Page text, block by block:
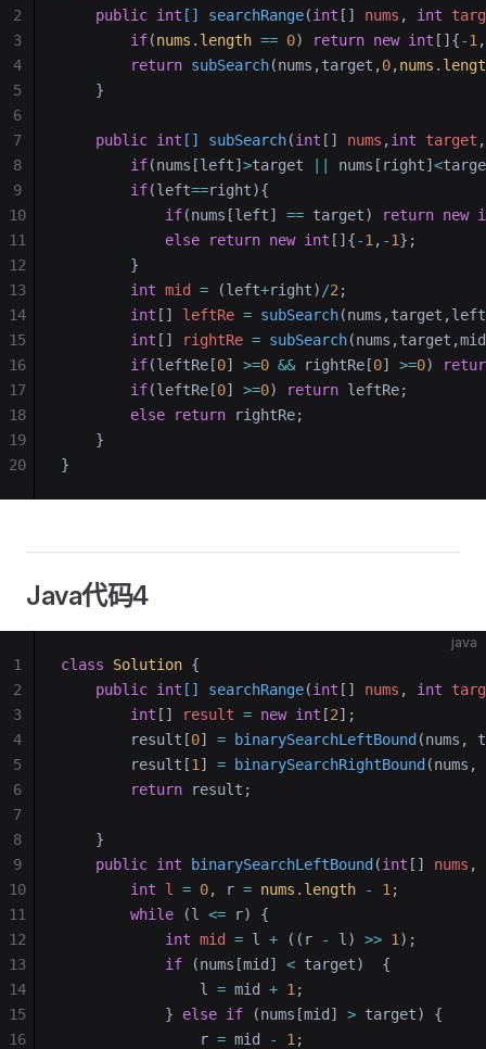
    public
int [] searchRange(int [] nums , int
        if
(nums . length == 0) return new int []{-1 ,
        return
subSearch(nums,target,0,nums .
    }
    public
int [] subSearch(int [] nums ,int target ,
        if
(nums[left] >target nums[right] <
        if
(left==right){
            if
(nums[left] == target) return new
            else
return new int []{-1 , -1};
        }
        int
mid = (left+right) /2 ;
        int
[] leftRe = subSearch
        int
[] rightRe = subSearch(nums,target,mid
        if
(leftRe[0] >=0 && rightRe[0] >=0)
        if
(leftRe[0] >=0) return leftRe;
        else
return rightRe;
    }
}
2
3
4
5
6
7
8
9
10
11
12
13
14
15
16
17
18
19
20
Java代码4
java
class Solution {
    public
int [] searchRange(int [] nums , int
        int
[] result = new int [2];
        result[
0] = binarySearchLeftBound (nums,
        result[
1 ] = binarySearchRightBound
        return
result;
    }
    public
int binarySearchLeftBound (int [] nums ,
        int
l = 0, r = nums . length - 1 ;
        while
(l <= r) {
            int
mid = l + ((r - l) >> 1 );
            if
(nums[mid] < target)  {
                l
= mid + 1 ;
            }
else if (nums[mid] > target) {
                r
= mid - 1 ;
1
2
3
4
5
6
7
8
9
10
11
12
13
14
15
16